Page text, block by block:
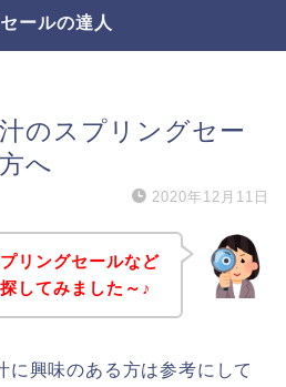
ールの達人
のスプリングセー
へ
2020年12月11日
リングセールなど
してみました～♪
に興味のある方は参考にして